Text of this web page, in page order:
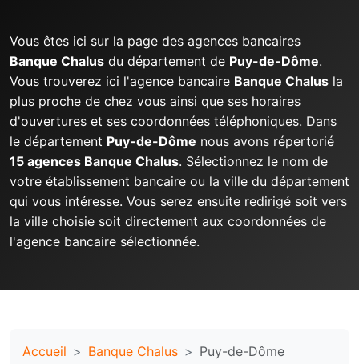
Vous êtes ici sur la page des agences bancaires
Banque Chalus du département de Puy-de-Dôme.
Vous trouverez ici l'agence bancaire Banque Chalus la
plus proche de chez vous ainsi que ses horaires
d'ouvertures et ses coordonnées téléphoniques. Dans
le département Puy-de-Dôme nous avons répertorié
15 agences Banque Chalus. Sélectionnez le nom de
votre établissement bancaire ou la ville du département
qui vous intéresse. Vous serez ensuite redirigé soit vers
la ville choisie soit directement aux coordonnées de
l'agence bancaire sélectionnée.
Accueil Banque Chalus Puy-de-Dôme